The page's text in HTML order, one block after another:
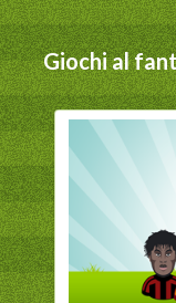
Giochi al